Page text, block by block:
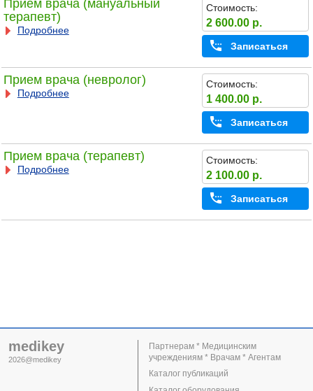
Прием врача (мануальный
терапевт)
Подробнее
Стоимость:
2 600.00 р.
Записаться
Прием врача (невролог)
Подробнее
Стоимость:
1 400.00 р.
Записаться
Прием врача (терапевт)
Подробнее
Стоимость:
2 100.00 р.
Записаться
medikey
2026@medikey
Партнерам * Медицинским
учреждениям * Врачам * Агентам
Каталог публикаций